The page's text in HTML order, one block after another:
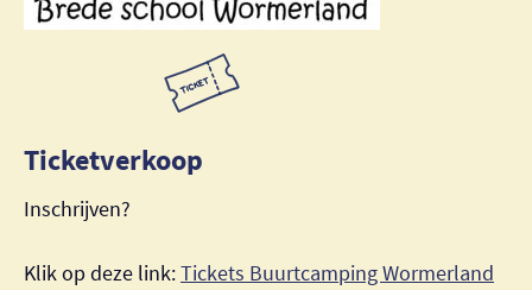
Ticketverkoop
Inschrijven?
Klik op deze link:Tickets Buurtcamping Wormerland